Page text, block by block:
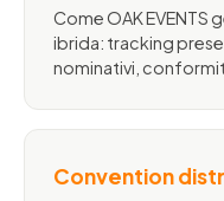
Come OAK
ibrida: tracking
nominativi,
Convention